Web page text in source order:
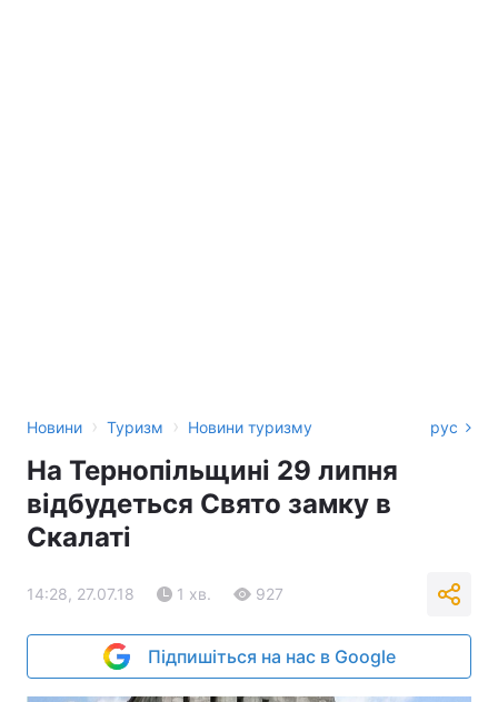
Новини › Туризм › Новини туризму рус
На Тернопільщині 29 липня
відбудеться Свято замку в
Скалаті
14:28, 27.07.18 1 хв. 927
Підпишіться на нас в Google